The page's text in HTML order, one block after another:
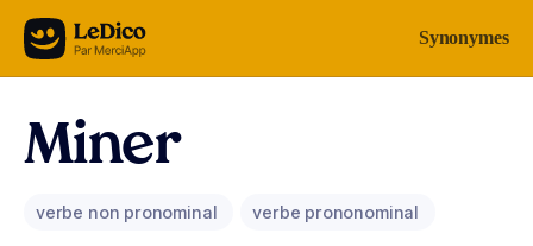
Aller au contenu Synonymes
Miner
verbe non pronominal verbe prononominal